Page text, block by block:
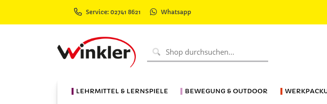
Service: 02741 8621 Whatsapp
LEHRMITTEL & LERNSPIELE BEWEGUNG & OUTDOOR